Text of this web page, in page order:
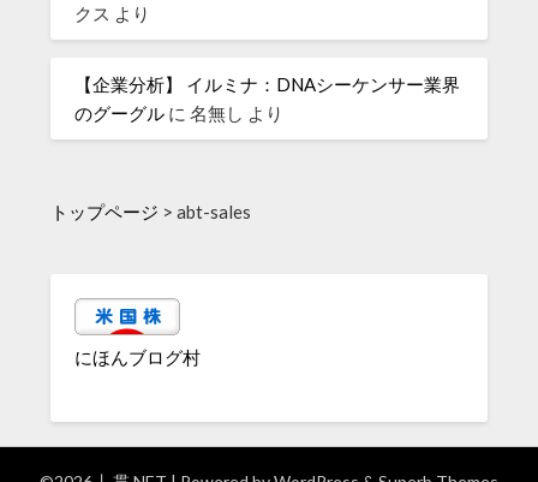
クス より
【企業分析】 イルミナ：DNAシーケンサー業界
のグーグル に名無し より
トップページ >abt-sales
にほんブログ村